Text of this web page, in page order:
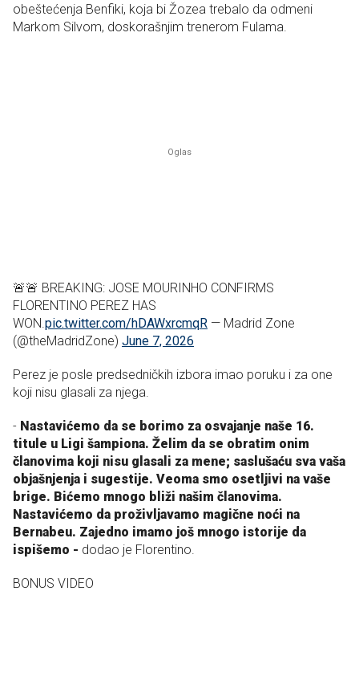
obeštećenja Benfiki, koja bi Žozea trebalo da odmeni
Markom Silvom, doskorašnjim trenerom Fulama.
🚨🚨 BREAKING: JOSE MOURINHO CONFIRMS
FLORENTINO PEREZ HAS
WON. pic.twitter.com/hDAWxrcmqR — Madrid Zone
(@theMadridZone) June 7, 2026
Perez je posle predsedničkih izbora imao poruku i za one
koji nisu glasali za njega.
- Nastavićemo da se borimo za osvajanje naše 16.
titule u Ligi šampiona. Želim da se obratim onim
članovima koji nisu glasali za mene; saslušaću sva vaša
objašnjenja i sugestije. Veoma smo osetljivi na vaše
brige. Bićemo mnogo bliži našim članovima.
Nastavićemo da proživljavamo magične noći na
Bernabeu. Zajedno imamo još mnogo istorije da
ispišemo - dodao je Florentino.
BONUS VIDEO